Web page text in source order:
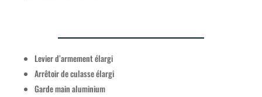
Levier d’armement élargi
Arrêtoir de culasse élargi
Garde main aluminium